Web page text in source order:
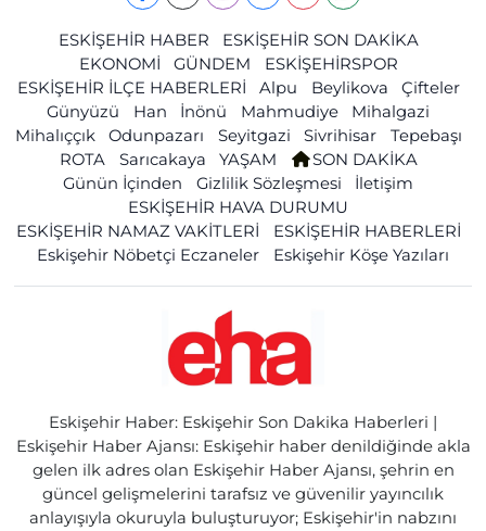
ESKİŞEHİR HABER
ESKİŞEHİR SON DAKİKA
EKONOMİ
GÜNDEM
ESKİŞEHİRSPOR
ESKİŞEHİR İLÇE HABERLERİ
Alpu Beylikova
Çifteler
Günyüzü
Han İnönü Mahmudiye
Mihalgazi
Mihalıççık
Odunpazarı Seyitgazi Sivrihisar
Tepebaşı
ROTA
Sarıcakaya YAŞAM
SON DAKİKA
Günün İçinden
Gizlilik Sözleşmesi
İletişim
ESKİŞEHİR HAVA DURUMU
ESKİŞEHİR NAMAZ VAKİTLERİ
ESKİŞEHİR HABERLERİ
Eskişehir Nöbetçi Eczaneler
Eskişehir Köşe Yazıları
Eskişehir Haber: Eskişehir Son Dakika Haberleri |
Eskişehir Haber Ajansı: Eskişehir haber denildiğinde akla
gelen ilk adres olan Eskişehir Haber Ajansı, şehrin en
güncel gelişmelerini tarafsız ve güvenilir yayıncılık
anlayışıyla okuruyla buluşturuyor; Eskişehir'in nabzını